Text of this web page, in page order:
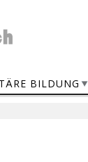
BILDUNG